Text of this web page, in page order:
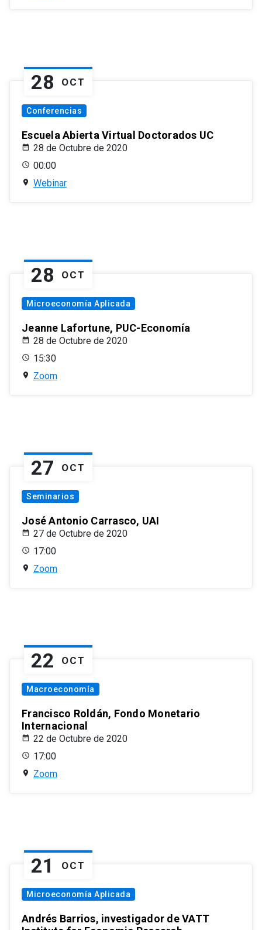
28 OCT
Conferencias
Escuela Abierta Virtual Doctorados UC
28 de Octubre de 2020
00:00
Webinar
28 OCT
Microeconomía Aplicada
Jeanne Lafortune, PUC-Economía
28 de Octubre de 2020
15:30
Zoom
27 OCT
Seminarios
José Antonio Carrasco, UAI
27 de Octubre de 2020
17:00
Zoom
22 OCT
Macroeconomía
Francisco Roldán, Fondo Monetario
Internacional
22 de Octubre de 2020
17:00
Zoom
21 OCT
Microeconomía Aplicada
Andrés Barrios, investigador de VATT